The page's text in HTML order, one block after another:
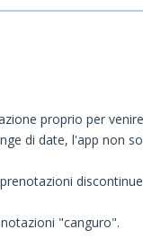
proprio per
di date, l'app non
"canguro".